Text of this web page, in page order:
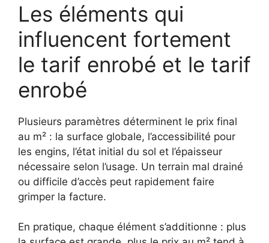
Les éléments qui
influencent fortement
le tarif enrobé et le tarif
enrobé
Plusieurs paramètres déterminent le prix final
au m² : la surface globale, l’accessibilité pour
les engins, l’état initial du sol et l’épaisseur
nécessaire selon l’usage. Un terrain mal drainé
ou difficile d’accès peut rapidement faire
grimper la facture.
En pratique, chaque élément s’additionne : plus